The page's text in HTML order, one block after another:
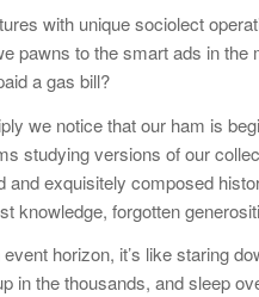
with unique sociolect
pawns to the smart ads in
a gas bill?
we notice that our ham is
studying versions of our
exquisitely composed
knowledge, forgotten
horizon, it’s like staring
in the thousands, and sleep